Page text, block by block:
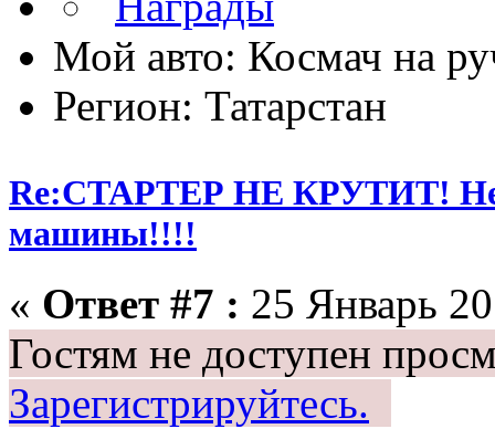
Мой авто: Космач на
Регион: Татарстан
Re:СТАРТЕР НЕ КРУТИТ! Не
машины!!!!
« Ответ #7 : 25 Январь
Гостям не доступен
Зарегистрируйтесь.